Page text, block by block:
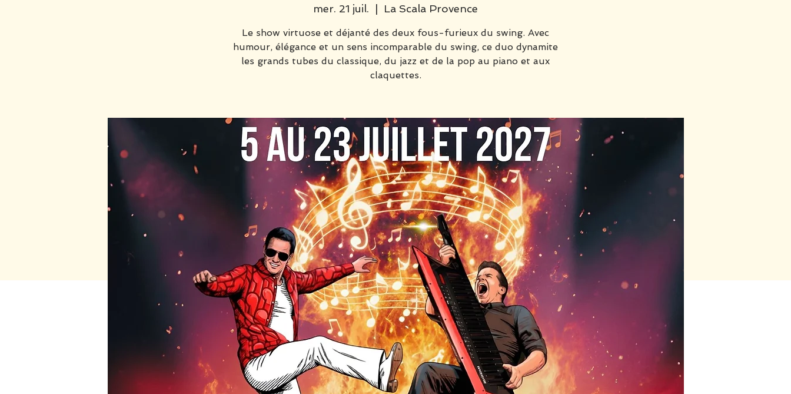
mer. 21 juil. La Scala Provence
Le show virtuose et déjanté des deux fous-furieux du swing. Avec
humour, élégance et un sens incomparable du swing, ce duo dynamite
les grands tubes du classique, du jazz et de la pop au piano et aux
claquettes.